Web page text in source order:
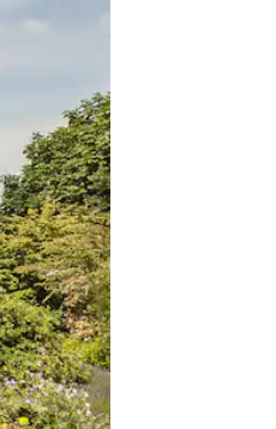
или плъзгане.